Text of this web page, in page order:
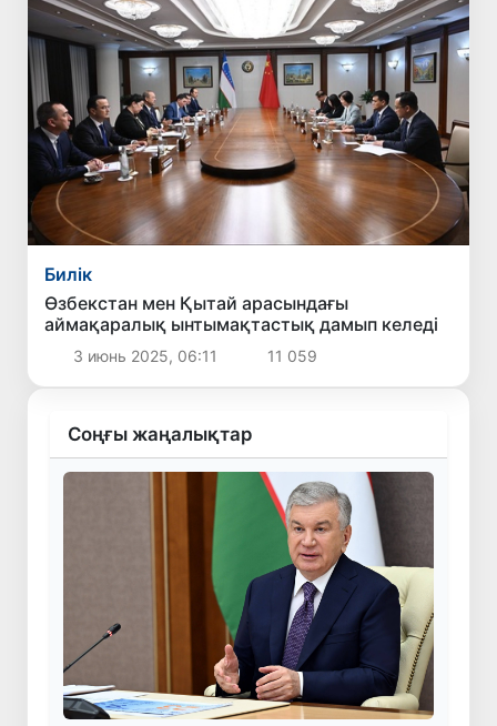
Билік
Өзбекстан мен Қытай арасындағы
аймақаралық ынтымақтастық дамып келеді
3 июнь 2025, 06:11 11 059
Соңғы жаңалықтар